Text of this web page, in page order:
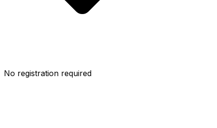
No registration required